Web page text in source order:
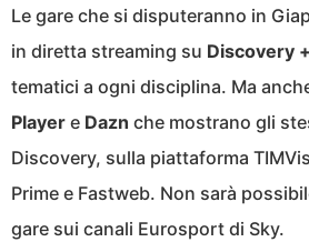
Le gare che si disputeranno in
in diretta streaming su Discovery +
tematici a ogni disciplina. Ma
Player e Dazn che mostrano gli
Discovery, sulla piattaforma
Prime e Fastweb. Non sarà
gare sui canali Eurosport di Sky.